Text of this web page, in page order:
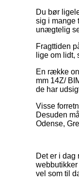
Du bør
sig i mange
unægtelig
Fragttiden
lige om
En række
mm 14Z/
de har
Visse
Desuden
Odense,
Det er i dag
vel som til